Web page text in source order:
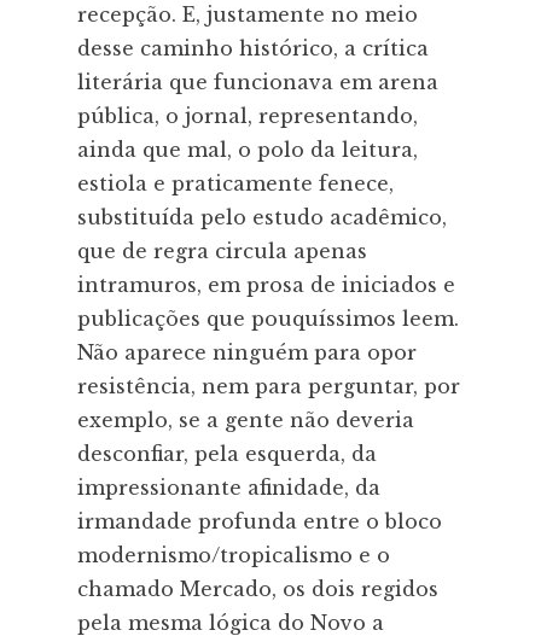
recepção. E, justamente no meio
desse caminho histórico, a crítica
literária que funcionava em arena
pública, o jornal, representando,
ainda que mal, o polo da leitura,
estiola e praticamente fenece,
substituída pelo estudo acadêmico,
que de regra circula apenas
intramuros, em prosa de iniciados e
publicações que pouquíssimos leem.
Não aparece ninguém para opor
resistência, nem para perguntar, por
exemplo, se a gente não deveria
desconfiar, pela esquerda, da
impressionante afinidade, da
irmandade profunda entre o bloco
modernismo/tropicalismo e o
chamado Mercado, os dois regidos
pela mesma lógica do Novo a